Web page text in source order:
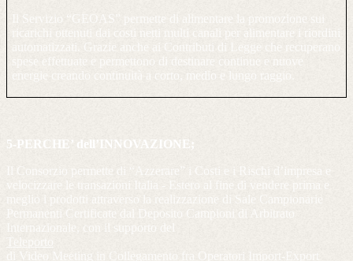
Il Servizio “GEOAS” permette di alimentare la promozione sui
ricarichi ottenuti dai costi netti multi canali per alimentare i riordini
automatizzati. Grazie anche ai Contributi di Legge che recuperano
spese effettuate e permettono di destinare continue e nuove
energie creando continuità a corto, medio e lungo raggio.
5-PERCHE’ dell’INNOVAZIONE;
Il Consorzio permette di “Azzerare” i Costi e i Rischi d’impresa e
velocizzare le transazioni Italia - Estero al fine di vendere prima e
meglio i prodotti attraverso la realizzazione di Sale Campionarie
Permanenti Certificate dal Deposito Campioni di Arbitrato
Internazionale, con il supporto del
Teleporto
di Video Meeting in Collegamento fra Operatori Import-Export